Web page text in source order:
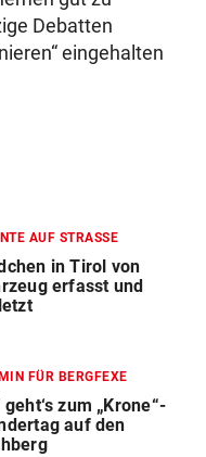
Debatten
eingehalten
AUF STRASSE
in Tirol von
erfasst und
FÜR BERGFEXE
zum „Krone“-
auf den